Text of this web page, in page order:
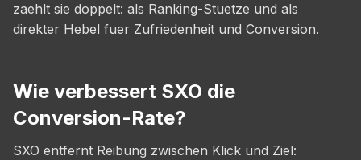
zaehlt sie doppelt: als Ranking-Stuetze und als
direkter Hebel fuer Zufriedenheit und Conversion.
Wie verbessert SXO die
Conversion-Rate?
SXO entfernt Reibung zwischen Klick und Ziel: